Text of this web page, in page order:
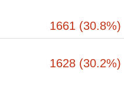
1661 (30.8%)
1628 (30.2%)